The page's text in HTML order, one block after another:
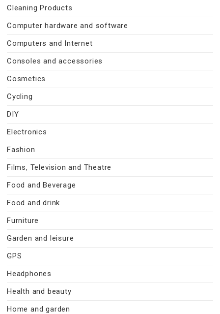
Cleaning Products
Computer hardware and software
Computers and Internet
Consoles and accessories
Cosmetics
Cycling
DIY
Electronics
Fashion
Films, Television and Theatre
Food and Beverage
Food and drink
Furniture
Garden and leisure
GPS
Headphones
Health and beauty
Home and garden